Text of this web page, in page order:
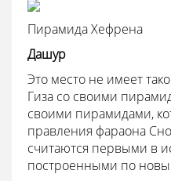
Пирамида Хефрена
Дашур
Это место не имеет
Гиза со своими
своими пирамидами,
правления фараона
считаются первыми в
построенными по